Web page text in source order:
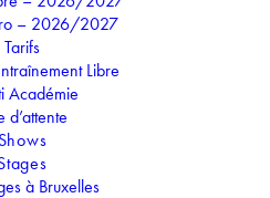
– 2026/2027
Tarifs
Libre
Académie
d’attente
Shows
à Bruxelles
EVENTS